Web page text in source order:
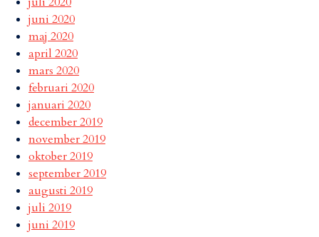
juni 2020
maj 2020
april 2020
mars 2020
februari 2020
januari 2020
december 2019
november 2019
oktober 2019
september 2019
augusti 2019
juli 2019
juni 2019